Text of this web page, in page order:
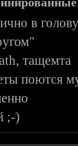
в
тащемта
поются
;-)